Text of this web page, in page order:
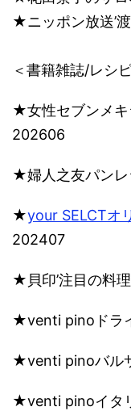
★ニッポン放送’
＜書籍雑誌/レシ
★女性セブンメ
202606
★婦人之友パン
★your SELCTオ
202407
★貝印’注目の料
★venti pinoドラ
★venti pinoバル
★venti pinoイタ